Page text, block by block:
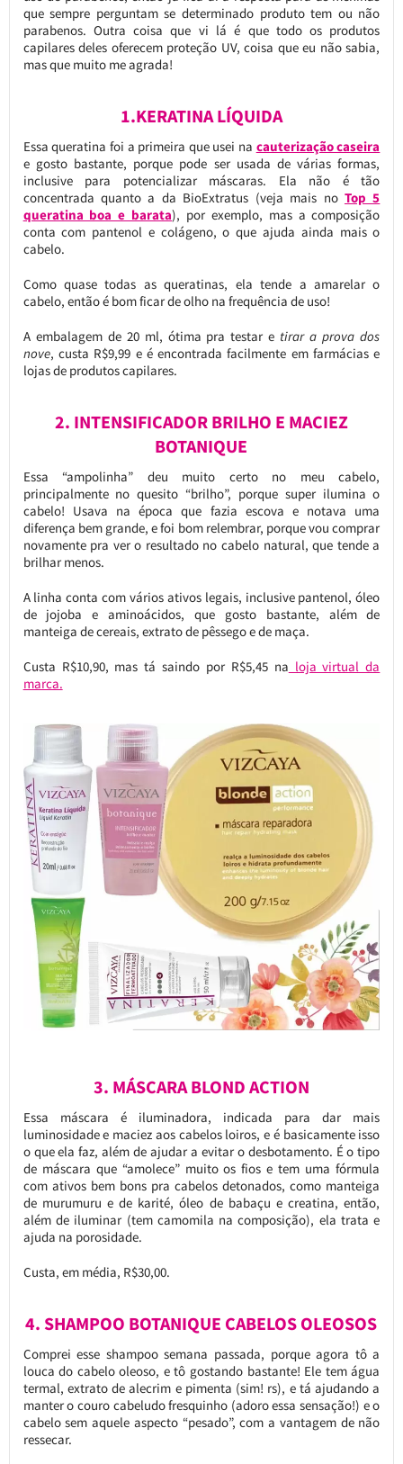
que sempre perguntam se determinado produto tem ou não
parabenos. Outra coisa que vi lá é que todo os produtos
capilares deles oferecem proteção UV, coisa que eu não sabia,
mas que muito me agrada!
1.KERATINA LÍQUIDA
Essa queratina foi a primeira que usei na cauterização caseira
e gosto bastante, porque pode ser usada de várias formas,
inclusive para potencializar máscaras. Ela não é tão
concentrada quanto a da BioExtratus (veja mais no Top 5
queratina boa e barata), por exemplo, mas a composição
conta com pantenol e colágeno, o que ajuda ainda mais o
cabelo.
Como quase todas as queratinas, ela tende a amarelar o
cabelo, então é bom ficar de olho na frequência de uso!
A embalagem de 20 ml, ótima pra testar e tirar a prova dos
nove, custa R$9,99 e é encontrada facilmente em farmácias e
lojas de produtos capilares.
2. INTENSIFICADOR BRILHO E MACIEZ
BOTANIQUE
Essa “ampolinha” deu muito certo no meu cabelo,
principalmente no quesito “brilho”, porque super ilumina o
cabelo! Usava na época que fazia escova e notava uma
diferença bem grande, e foi bom relembrar, porque vou comprar
novamente pra ver o resultado no cabelo natural, que tende a
brilhar menos.
A linha conta com vários ativos legais, inclusive pantenol, óleo
de jojoba e aminoácidos, que gosto bastante, além de
manteiga de cereais, extrato de pêssego e de maça.
Custa R$10,90, mas tá saindo por R$5,45 na loja virtual da
marca.
3. MÁSCARA BLOND ACTION
Essa máscara é iluminadora, indicada para dar mais
luminosidade e maciez aos cabelos loiros, e é basicamente isso
o que ela faz, além de ajudar a evitar o desbotamento. É o tipo
de máscara que “amolece” muito os fios e tem uma fórmula
com ativos bem bons pra cabelos detonados, como manteiga
de murumuru e de karité, óleo de babaçu e creatina, então,
além de iluminar (tem camomila na composição), ela trata e
ajuda na porosidade.
Custa, em média, R$30,00.
4. SHAMPOO BOTANIQUE CABELOS OLEOSOS
Comprei esse shampoo semana passada, porque agora tô a
louca do cabelo oleoso, e tô gostando bastante! Ele tem água
termal, extrato de alecrim e pimenta (sim! rs), e tá ajudando a
manter o couro cabeludo fresquinho (adoro essa sensação!) e o
cabelo sem aquele aspecto “pesado”, com a vantagem de não
ressecar.